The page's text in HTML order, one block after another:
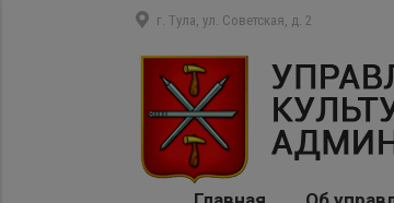
г. Тула, ул. Советская, д. 2